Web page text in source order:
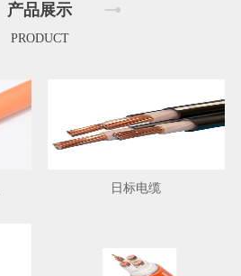
产品展示
PRODUCT
日标电缆